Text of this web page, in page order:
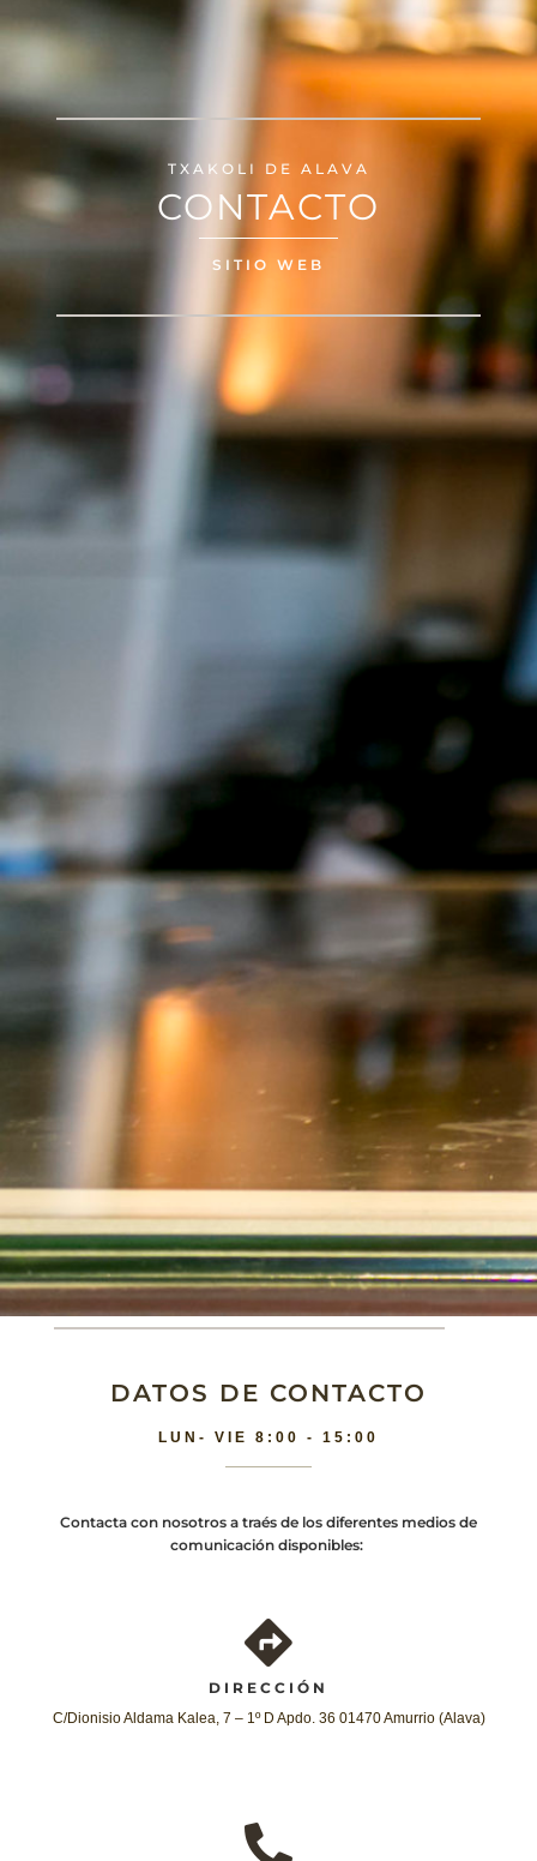
TXAKOLI DE ALAVA
CONTACTO
SITIO WEB
DATOS DE CONTACTO
LUN- VIE 8:00 - 15:00
Contacta con nosotros a traés de los diferentes medios de
comunicación disponibles:
DIRECCIÓN
C/Dionisio Aldama Kalea, 7 – 1º D Apdo. 36 01470 Amurrio (Alava)